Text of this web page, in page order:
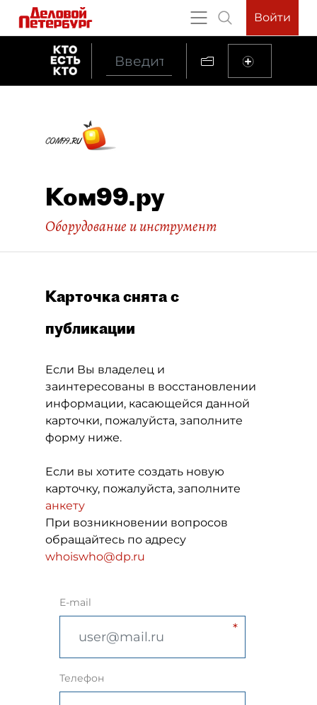
Войти
Ком99.ру
Оборудование и инструмент
Карточка снята с
публикации
Если Вы владелец и
заинтересованы в восстановлении
информации, касающейся данной
карточки, пожалуйста, заполните
форму ниже.
Если вы хотите создать новую
карточку, пожалуйста, заполните
анкету
При возникновении вопросов
обращайтесь по адресу
whoiswho@dp.ru
E-mail
Телефон